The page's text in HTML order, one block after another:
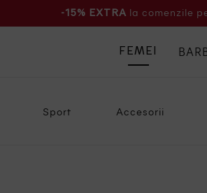
-15% EXTRA la comenzile
Sport Accesorii
FEMEI